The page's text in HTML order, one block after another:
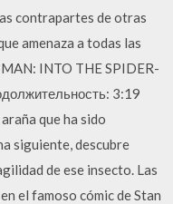
contrapartes de otras
amenaza a todas las
INTO THE SPIDER-
3:19
que ha sido
siguiente, descubre
de ese insecto. Las
el famoso cómic de Stan